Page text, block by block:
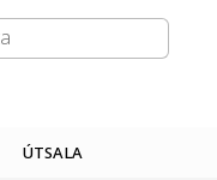
valmynd
ÚTSALA